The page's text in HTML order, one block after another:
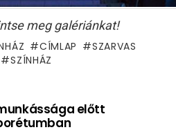
meg galériánkat!
CÍMLAP
SZARVAS
SZÍNHÁZ
előtt